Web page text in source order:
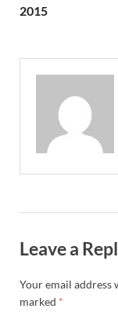
2015
Leave a
Your email address
marked *